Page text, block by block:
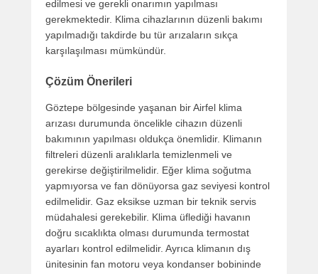
edilmesi ve gerekli onarımın yapılması
gerekmektedir. Klima cihazlarının düzenli bakımı
yapılmadığı takdirde bu tür arızaların sıkça
karşılaşılması mümkündür.
Çözüm Önerileri
Göztepe bölgesinde yaşanan bir Airfel klima
arızası durumunda öncelikle cihazın düzenli
bakımının yapılması oldukça önemlidir. Klimanın
filtreleri düzenli aralıklarla temizlenmeli ve
gerekirse değiştirilmelidir. Eğer klima soğutma
yapmıyorsa ve fan dönüyorsa gaz seviyesi kontrol
edilmelidir. Gaz eksikse uzman bir teknik servis
müdahalesi gerekebilir. Klima üflediği havanın
doğru sıcaklıkta olması durumunda termostat
ayarları kontrol edilmelidir. Ayrıca klimanın dış
ünitesinin fan motoru veya kondanser bobininde